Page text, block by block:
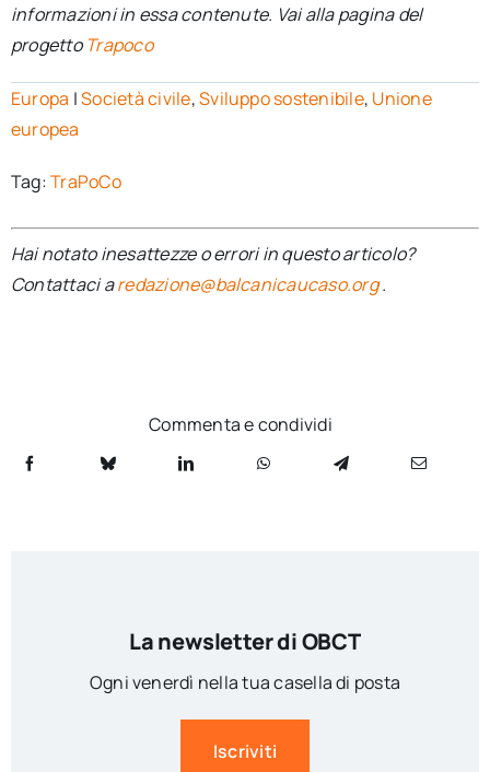
informazioni in essa contenute. Vai alla pagina del
progettoTrapoco
Europa |Società civile,Sviluppo sostenibile, Unione
europea
Tag:TraPoCo
Hai notato inesattezze o errori in questo articolo?
Contattaci aredazione@balcanicaucaso.org.
Commenta e condividi
La newsletter di OBCT
Ogni venerdì nella tua casella di posta
Iscriviti